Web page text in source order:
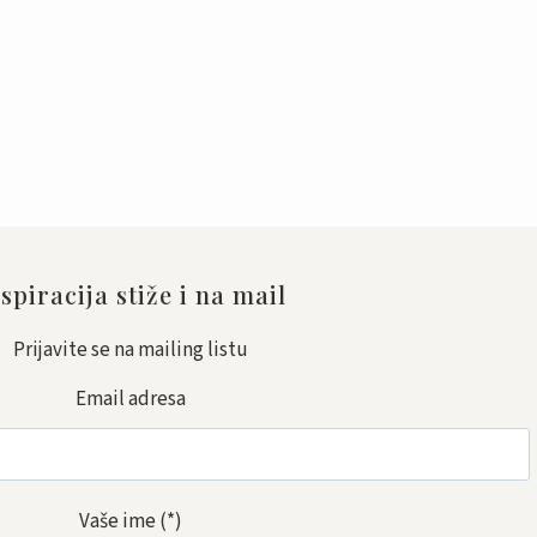
stiže i na mail
Prijavite se na mailing listu
Email adresa
Vaše ime (*)